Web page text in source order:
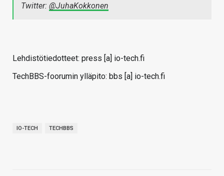
Twitter: @JuhaKokkonen
Lehdistötiedotteet: press [a] io-tech.fi
TechBBS-foorumin ylläpito: bbs [a] io-tech.fi
IO-TECH TECHBBS